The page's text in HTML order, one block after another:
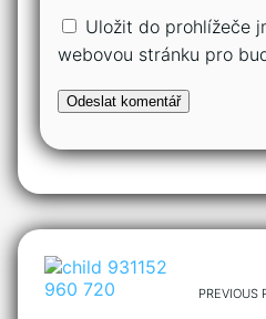
Uložit do prohlížeče
webovou stránku pro
PREVIOUS